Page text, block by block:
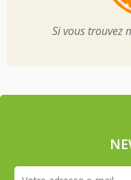
Si vous trouvez